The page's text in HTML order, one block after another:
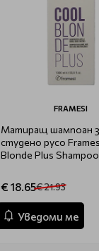
FRAMESI
Матиращ шампоан
студено русо
Blonde Plus
€ 18.65€ 21.93
Уведоми ме